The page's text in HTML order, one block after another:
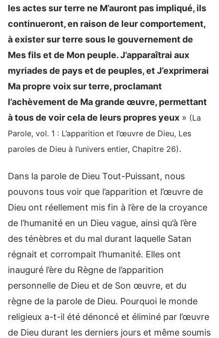
les actes sur terre ne M’auront pas impliqué, ils
continueront, en raison de leur comportement,
à exister sur terre sous le gouvernement de
Mes fils et de Mon peuple. J’apparaîtrai aux
myriades de pays et de peuples, et J’exprimerai
Ma propre voix sur terre, proclamant
l’achèvement de Ma grande œuvre, permettant
à tous de voir cela de leurs propres yeux » (La
Parole, vol. 1 : L’apparition et l’œuvre de Dieu, Les
paroles de Dieu à l’univers entier, Chapitre 26).
Dans la parole de Dieu Tout-Puissant, nous
pouvons tous voir que l’apparition et l’œuvre de
Dieu ont réellement mis fin à l’ère de la croyance
de l’humanité en un Dieu vague, ainsi qu’à l’ère
des ténèbres et du mal durant laquelle Satan
régnait et corrompait l’humanité. Elles ont
inauguré l’ère du Règne de l’apparition
personnelle de Dieu et de Son œuvre, et du
règne de la parole de Dieu. Pourquoi le monde
religieux a-t-il été dénoncé et éliminé par l’œuvre
de Dieu durant les derniers jours et même soumis